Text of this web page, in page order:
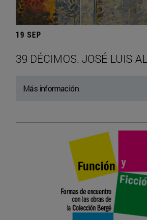
19 SEP
39 DÉCIMOS. JOSÉ LUIS
Más información